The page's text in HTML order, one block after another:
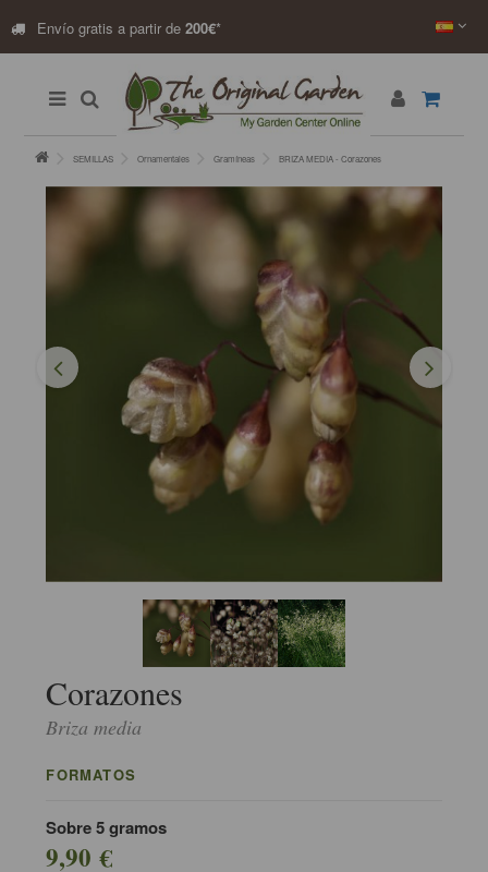
Envío gratis a partir de 200€*
SEMILLAS Ornamentales Gramíneas BRIZA MEDIA - Corazones
Corazones
Briza media
FORMATOS
Sobre 5 gramos
9,90 €